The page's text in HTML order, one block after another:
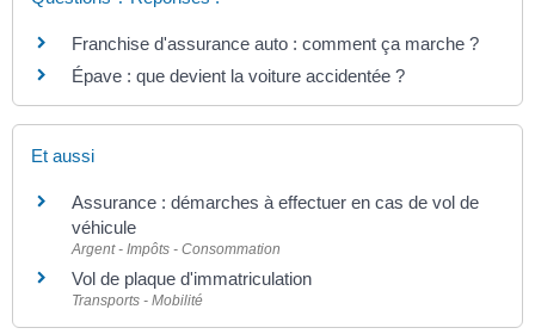
Franchise d'assurance auto : comment ça marche ?
Épave : que devient la voiture accidentée ?
Et aussi
Assurance : démarches à effectuer en cas de vol de
véhicule
Argent - Impôts - Consommation
Vol de plaque d'immatriculation
Transports - Mobilité